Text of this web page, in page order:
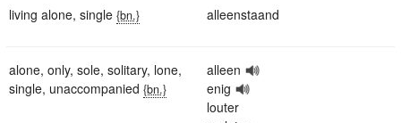
living alone, single {bn.} alleenstaand
alone, only, sole, solitary, lone,
single, unaccompanied {bn.}
alleen
enig
louter